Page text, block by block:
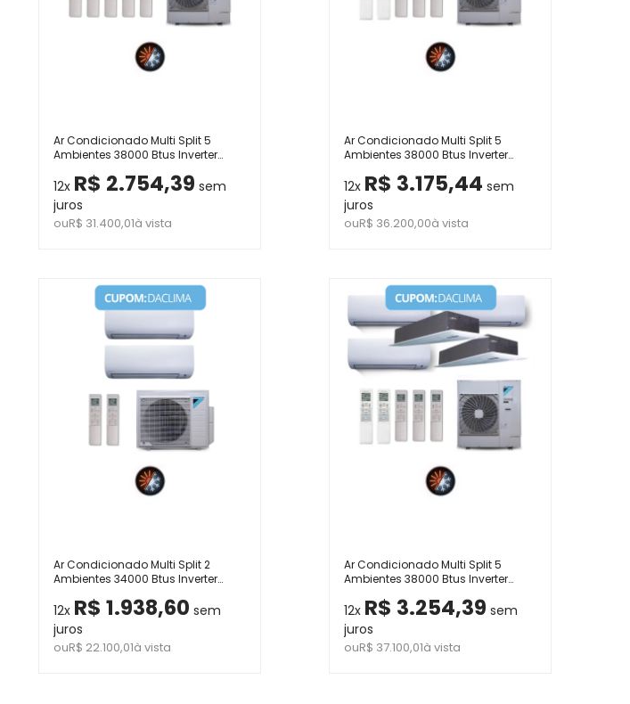
Ar Condicionado Multi Split 5
Ambientes 38000 Btus Inverter
9000 e 3 de 12000 Quente Frio 220V
12x R$ 2.754,39 sem
juros
ouR$ 31.400,01à vista
Ar Condicionado Multi Split 5
Ambientes 38000 Btus Inverter
9000 e 2 Cassetes Uma Via de
12000 Quente Frio 220V
12x R$ 3.175,44 sem
juros
ouR$ 36.200,00à vista
Ar Condicionado Multi Split 2
Ambientes 34000 Btus Inverter
18000 e 24000 Quente Frio 220V
12x R$ 1.938,60 sem
juros
ouR$ 22.100,01à vista
Ar Condicionado Multi Split 5
Ambientes 38000 Btus Inverter
9000 e 1 Cassete Uma Via de 12000
e 1 Cassete Uma Via de 18000
Quente Frio 220V
12x R$ 3.254,39 sem
juros
ouR$ 37.100,01à vista